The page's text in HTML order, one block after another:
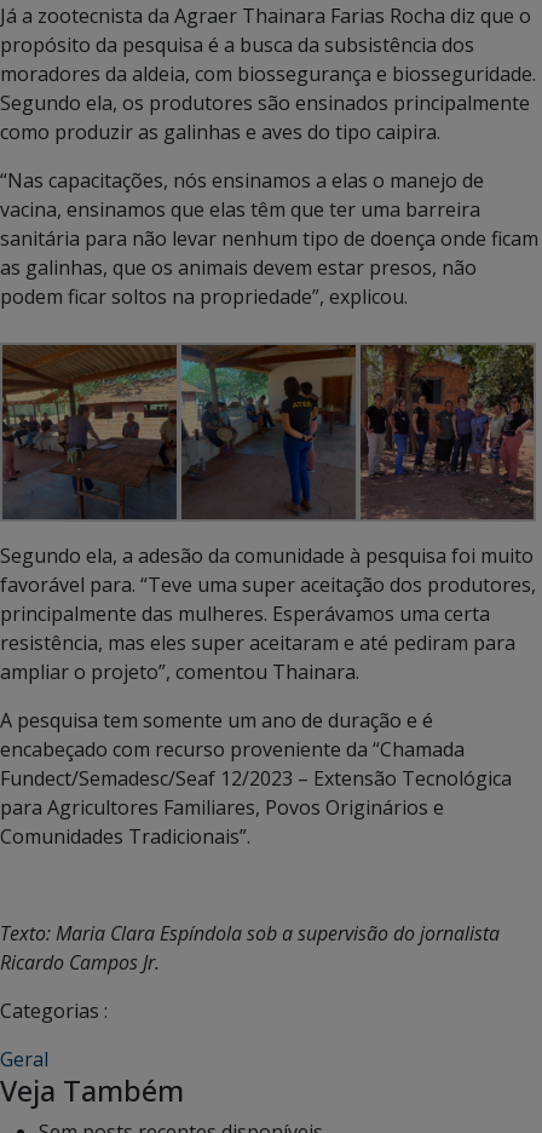
Já a zootecnista da Agraer Thainara Farias Rocha diz que o
propósito da pesquisa é a busca da subsistência dos
moradores da aldeia, com biossegurança e biosseguridade.
Segundo ela, os produtores são ensinados principalmente
como produzir as galinhas e aves do tipo caipira.
“Nas capacitações, nós ensinamos a elas o manejo de
vacina, ensinamos que elas têm que ter uma barreira
sanitária para não levar nenhum tipo de doença onde ficam
as galinhas, que os animais devem estar presos, não
podem ficar soltos na propriedade”, explicou.
Segundo ela, a adesão da comunidade à pesquisa foi muito
favorável para. “Teve uma super aceitação dos produtores,
principalmente das mulheres. Esperávamos uma certa
resistência, mas eles super aceitaram e até pediram para
ampliar o projeto”, comentou Thainara.
A pesquisa tem somente um ano de duração e é
encabeçado com recurso proveniente da “Chamada
Fundect/Semadesc/Seaf 12/2023 – Extensão Tecnológica
para Agricultores Familiares, Povos Originários e
Comunidades Tradicionais”.
Texto: Maria Clara Espíndola sob a supervisão do jornalista
Ricardo Campos Jr.
Categorias :
Geral
Veja Também